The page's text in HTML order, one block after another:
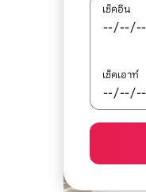
เช็คอิน
เช็คเอาท์